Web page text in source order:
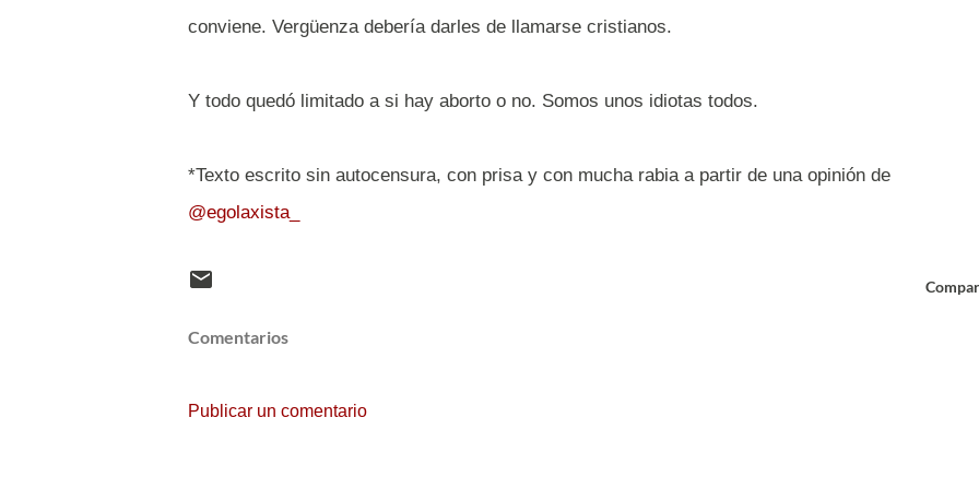
conviene. Vergüenza debería darles de llamarse cristianos.
Y todo quedó limitado a si hay aborto o no. Somos unos idiotas todos.
*Texto escrito sin autocensura, con prisa y con mucha rabia a partir de una opinión de
@egolaxista_
Comentarios
Publicar un comentario